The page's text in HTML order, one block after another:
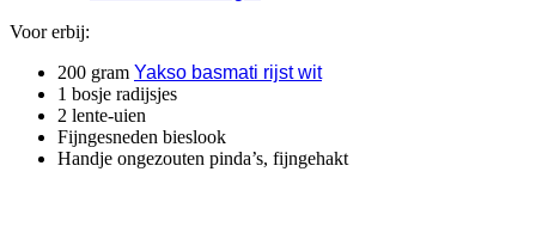
Voor erbij:
200 gram Yakso basmati rijst wit
1 bosje radijsjes
2 lente-uien
Fijngesneden bieslook
Handje ongezouten pinda’s, fijngehakt